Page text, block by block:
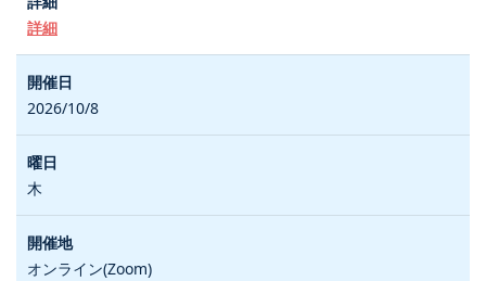
詳細
2026/10/8
木
オンライン(Zoom)